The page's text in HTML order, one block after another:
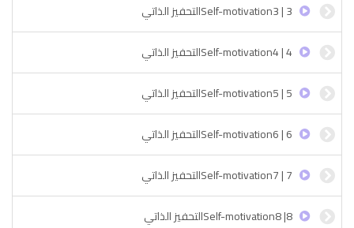
Self-motivation3 | 3التحفيز الذاتي
Self-motivation4 | 4التحفيز الذاتي
Self-motivation5 | 5التحفيز الذاتي
Self-motivation6 | 6التحفيز الذاتي
Self-motivation7 | 7التحفيز الذاتي
Self-motivation8 |8التحفيز الذاتي